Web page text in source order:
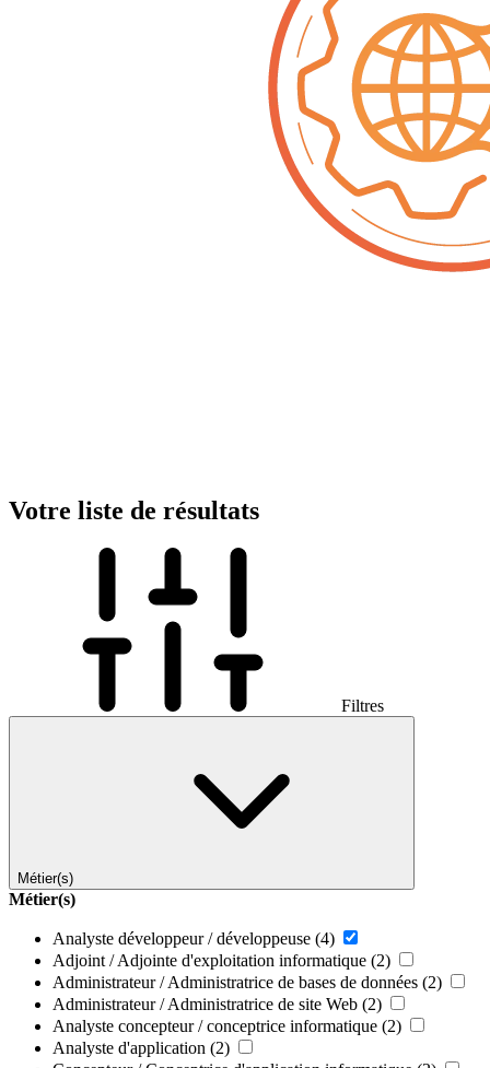
Votre liste de résultats
Filtres
Métier(s)
Métier(s)
Analyste développeur / développeuse (4)
Adjoint / Adjointe d'exploitation informatique (2)
Administrateur / Administratrice de bases de données (2)
Administrateur / Administratrice de site Web (2)
Analyste concepteur / conceptrice informatique (2)
Analyste d'application (2)